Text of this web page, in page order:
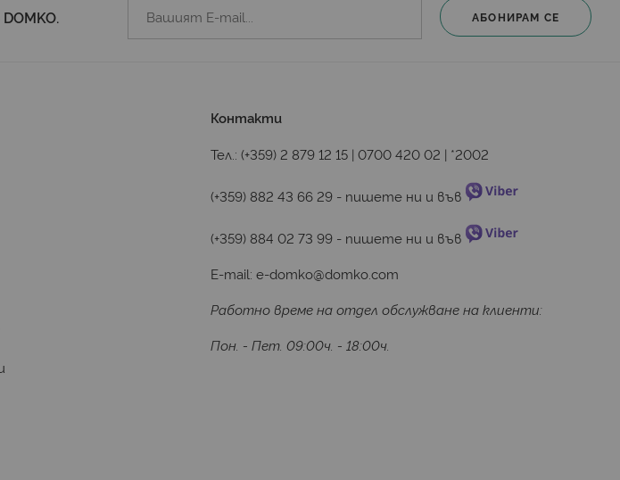
АБОНИРАМ СЕ
Контакти
Тел.:(+359) 2 879 12 15 |0700 420 02 | *2002
(+359) 882 43 66 29 - пишете ни и във
(+359) 884 02 73 99 - пишете ни и във
E-mail:e-domko@domko.com
Работно време на отдел обслужване на клиенти:
Пон. - Пет. 09:00ч. - 18:00ч.